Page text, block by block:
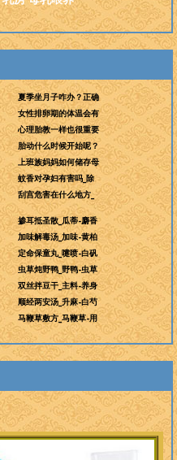
夏季坐月子咋办？正确
女性排卵期的体温会有
心理胎教一样也很重要
胎动什么时候开始呢？
上班族妈妈如何储存母
蚊香对孕妇有害吗_除
刮宫危害在什么地方_
掺耳抵圣散_瓜蒂-麝香
加味解毒汤_加味-黄柏
定命保童丸_嚏喷-白矾
虫草炖野鸭_野鸭-虫草
双丝拌豆干_主料-养身
顺经两安汤_升麻-白芍
马鞭草敷方_马鞭草-用